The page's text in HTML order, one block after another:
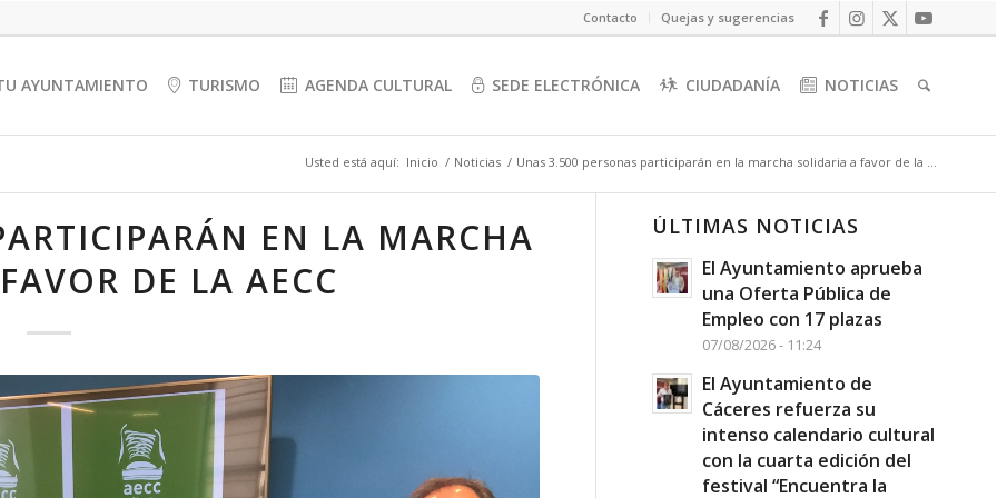
Contacto Quejas y sugerencias
AYUNTAMIENTO TURISMO AGENDA CULTURAL SEDE ELECTRÓNICA CIUDADANÍA NOTICIAS
Usted está aquí: Inicio / Noticias / Unas 3.500 personas participarán en la marcha solidaria a favor de la ...
EN LA MARCHA
DE LA AECC
ÚLTIMAS NOTICIAS
El Ayuntamiento aprueba
una Oferta Pública de
Empleo con 17 plazas
07/08/2026 - 11:24
El Ayuntamiento de
Cáceres refuerza su
intenso calendario cultural
con la cuarta edición del
festival “Encuentra la